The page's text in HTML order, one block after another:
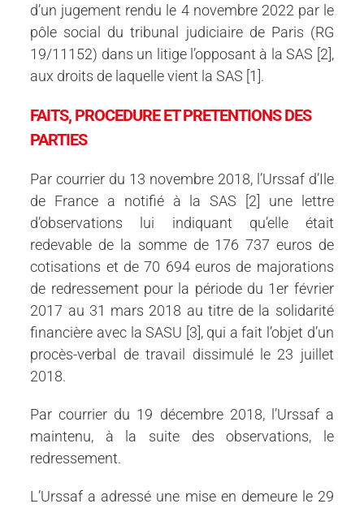
d’un jugement rendu le 4 novembre 2022 par le
pôle social du tribunal judiciaire de Paris (RG
19/11152) dans un litige l’opposant à la SAS [2],
aux droits de laquelle vient la SAS [1].
FAITS, PROCEDURE ET PRETENTIONS DES
PARTIES
Par courrier du 13 novembre 2018, l’Urssaf d’Ile
de France a notifié à la SAS [2] une lettre
d’observations lui indiquant qu’elle était
redevable de la somme de 176 737 euros de
cotisations et de 70 694 euros de majorations
de redressement pour la période du 1er février
2017 au 31 mars 2018 au titre de la solidarité
financière avec la SASU [3], qui a fait l’objet d’un
procès-verbal de travail dissimulé le 23 juillet
2018.
Par courrier du 19 décembre 2018, l’Urssaf a
maintenu, à la suite des observations, le
redressement.
L’Urssaf a adressé une mise en demeure le 29